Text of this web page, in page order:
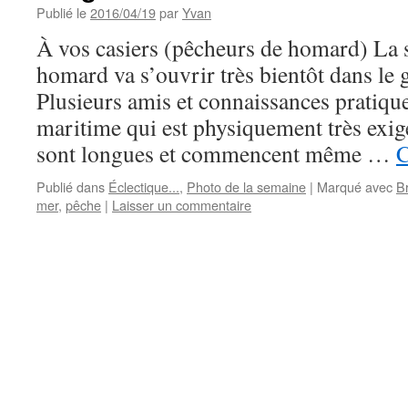
Publié le2016/04/19parYvan
À vos casiers (pêcheurs de homard) La
homard va s’ouvrir très bientôt dans
Plusieurs amis et connaissances
maritime qui est physiquement très
sont longues et commencent même …
Publié dans Éclectique..., Photo de la semaine | Marqué avec
mer, pêche | Laisser un commentaire